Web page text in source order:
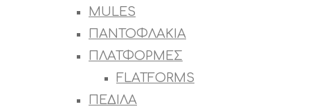
MULES
ΠΑΝΤΟΦΛΑΚΙΑ
ΠΛΑΤΦΟΡΜΕΣ
FLATFORMS
ΠΕΔΙΛΑ